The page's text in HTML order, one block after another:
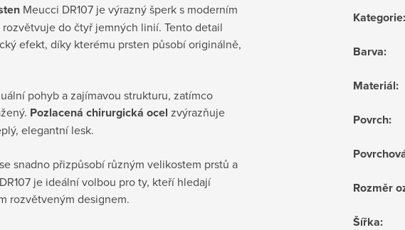
Meucci DR107 je výrazný šperk s moderním
do čtyř jemných linií. Tento detail
efekt, díky kterému prsten působí originálně,
pohyb a zajímavou strukturu, zatímco
Pozlacená chirurgická ocel zvýrazňuje
elegantní lesk.
snadno přizpůsobí různým velikostem prstů a
je ideální volbou pro ty, kteří hledají
rozvětveným designem.
Kategorie:
Barva:
Materiál:
Povrch:
Rozměr
Šířka: